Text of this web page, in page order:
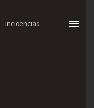
Incidencias Menu